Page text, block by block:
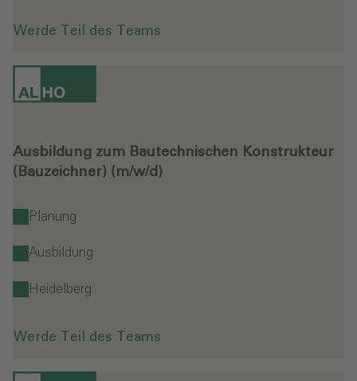
Werde Teil des Teams
Ausbildung zum Bautechnischen Konstrukteur
(Bauzeichner) (m/w/d)
Planung
Ausbildung
Heidelberg
Werde Teil des Teams